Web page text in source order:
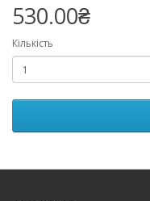
530.00₴
Кількість